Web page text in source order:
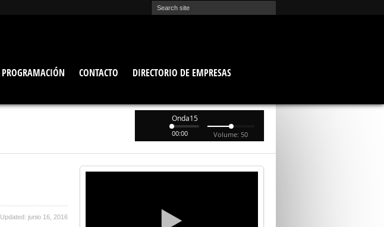
PROGRAMACIÓN CONTACTO
DIRECTORIO DE EMPRESAS
Onda15
00:00 Volume: 50
Updated: junio 16, 2016